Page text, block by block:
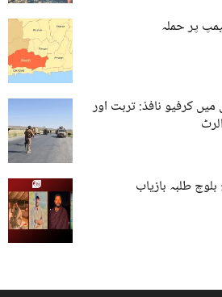
پر حملہ
کرفیو نافذ: تربت اور
طلبہ بازیاب